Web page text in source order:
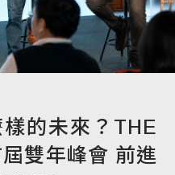
的未來？THE
雙年峰會 前進